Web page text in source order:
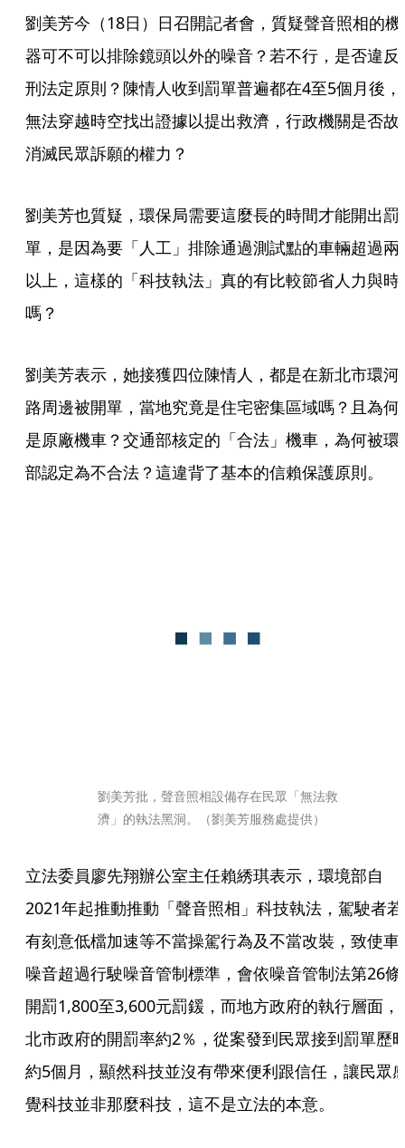
劉美芳今（18日）日召開記者會，質疑聲音照相的機
器可不可以排除鏡頭以外的噪音？若不行，是否違反
刑法定原則？陳情人收到罰單普遍都在4至5個月後，
無法穿越時空找出證據以提出救濟，行政機關是否故
消滅民眾訴願的權力？
劉美芳也質疑，環保局需要這麼長的時間才能開出罰
單，是因為要「人工」排除通過測試點的車輛超過兩
以上，這樣的「科技執法」真的有比較節省人力與時
嗎？
劉美芳表示，她接獲四位陳情人，都是在新北市環河
路周邊被開單，當地究竟是住宅密集區域嗎？且為何
是原廠機車？交通部核定的「合法」機車，為何被環
部認定為不合法？這違背了基本的信賴保護原則。
劉美芳批，聲音照相設備存在民眾「無法救
濟」的執法黑洞。（劉美芳服務處提供）
立法委員廖先翔辦公室主任賴綉琪表示，環境部自
2021年起推動推動「聲音照相」科技執法，駕駛者若
有刻意低檔加速等不當操駕行為及不當改裝，致使車
噪音超過行駛噪音管制標準，會依噪音管制法第26條
開罰1,800至3,600元罰鍰，而地方政府的執行層面，
北市政府的開罰率約2％，從案發到民眾接到罰單歷
約5個月，顯然科技並沒有帶來便利跟信任，讓民眾
覺科技並非那麼科技，這不是立法的本意。